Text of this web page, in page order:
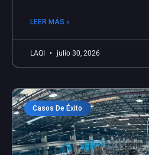
LEER MÁS »
LAQI julio 30, 2026
Casos De Éxito